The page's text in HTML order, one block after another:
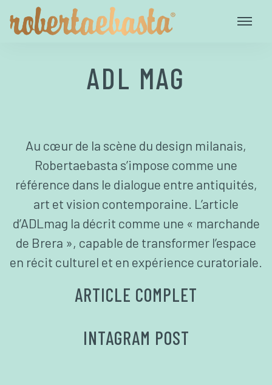
ADL MAG
Au cœur de la scène du design milanais,
Robertaebasta s’impose comme une
référence dans le dialogue entre antiquités,
art et vision contemporaine. L’article
d’ADLmag la décrit comme une « marchande
de Brera », capable de transformer l’espace
en récit culturel et en expérience curatoriale.
ARTICLE COMPLET
INTAGRAM POST